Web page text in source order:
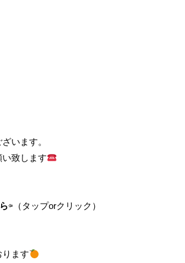
います。
致します
⇦ （タップorクリック）
ます